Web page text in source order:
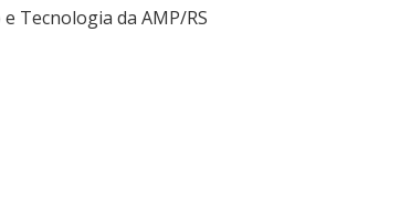
Tecnologia da AMP/RS